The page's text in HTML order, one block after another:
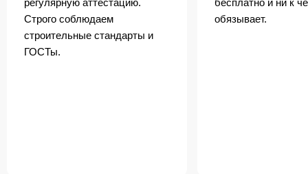
Строго соблюдаем
строительные стандарты и
ГОСТы.
обязывает.